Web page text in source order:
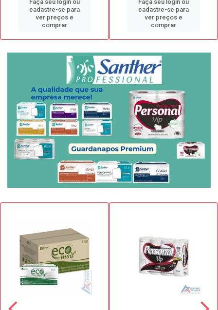
Faça seu login ou
cadastre-se para
ver preços e
comprar
Faça seu login ou
cadastre-se para
ver preços e
comprar